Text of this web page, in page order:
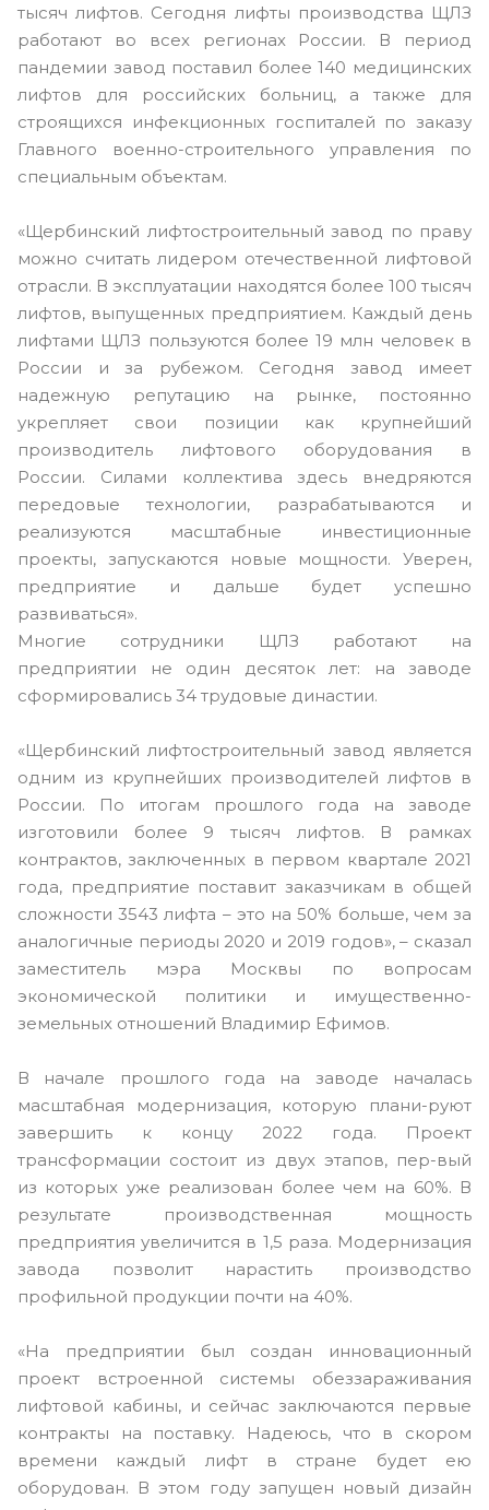
тысяч лифтов. Сегодня лифты производства ЩЛЗ
работают во всех регионах России. В период
пандемии завод поставил более 140 медицинских
лифтов для российских больниц, а также для
строящихся инфекционных госпиталей по заказу
Главного военно-строительного управления по
специальным объектам.
«Щербинский лифтостроительный завод по праву
можно считать лидером отечественной лифтовой
отрасли. В эксплуатации находятся более 100 тысяч
лифтов, выпущенных предприятием. Каждый день
лифтами ЩЛЗ пользуются более 19 млн человек в
России и за рубежом. Сегодня завод имеет
надежную репутацию на рынке, постоянно
укрепляет свои позиции как крупнейший
производитель лифтового оборудования в
России. Силами коллектива здесь внедряются
передовые технологии, разрабатываются и
реализуются масштабные инвестиционные
проекты, запускаются новые мощности. Уверен,
предприятие и дальше будет успешно
развиваться».
Многие сотрудники ЩЛЗ работают на
предприятии не один десяток лет: на заводе
сформировались 34 трудовые династии.
«Щербинский лифтостроительный завод является
одним из крупнейших производителей лифтов в
России. По итогам прошлого года на заводе
изготовили более 9 тысяч лифтов. В рамках
контрактов, заключенных в первом квартале 2021
года, предприятие поставит заказчикам в общей
сложности 3543 лифта – это на 50% больше, чем за
аналогичные периоды 2020 и 2019 годов», – сказал
заместитель мэра Москвы по вопросам
экономической политики и имущественно-
земельных отношений Владимир Ефимов.
В начале прошлого года на заводе началась
масштабная модернизация, которую плани-руют
завершить к концу 2022 года. Проект
трансформации состоит из двух этапов, пер-вый
из которых уже реализован более чем на 60%. В
результате производственная мощность
предприятия увеличится в 1,5 раза. Модернизация
завода позволит нарастить производство
профильной продукции почти на 40%.
«На предприятии был создан инновационный
проект встроенной системы обеззараживания
лифтовой кабины, и сейчас заключаются первые
контракты на поставку. Надеюсь, что в скором
времени каждый лифт в стране будет ею
оборудован. В этом году запущен новый дизайн